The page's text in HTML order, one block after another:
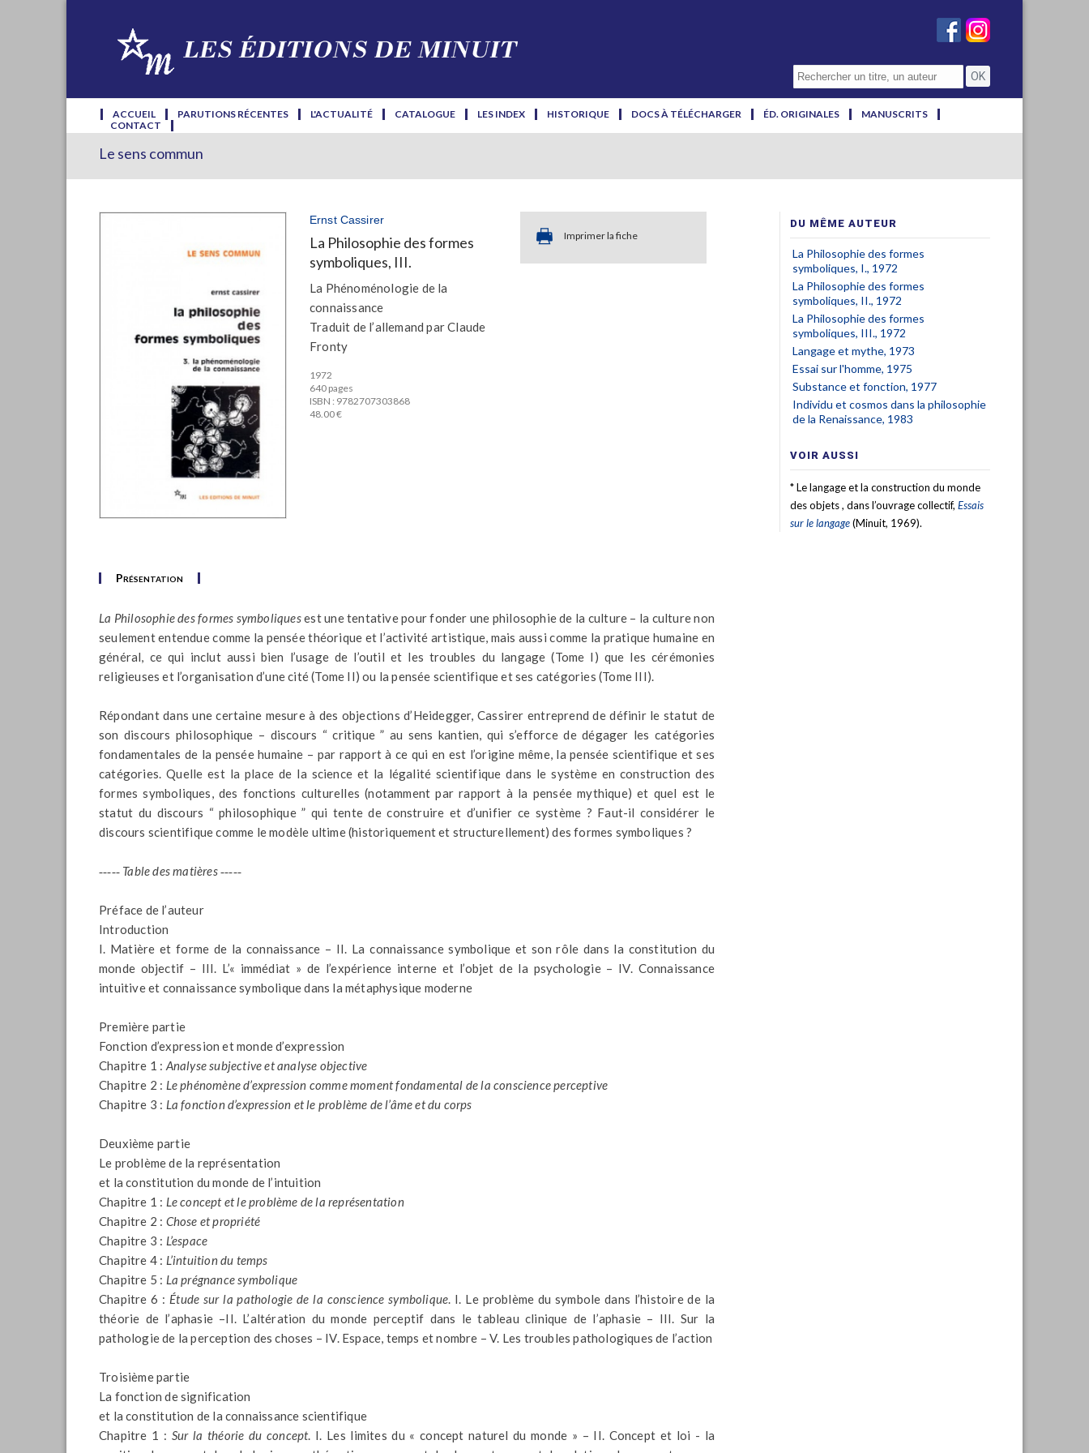
ACCUEIL PARUTIONS RÉCENTES L'ACTUALITÉ CATALOGUE LES INDEX HISTORIQUE DOCS À TÉLÉCHARGER ÉD. ORIGINALES
MANUSCRITS
CONTACT
Le sens commun
Ernst Cassirer
La Philosophie des formes
symboliques, III.
La Phénoménologie de la
connaissance
Traduit de l’allemand par Claude
Fronty
1972
640 pages
ISBN : 9782707303868
48.00 €
Imprimer la fiche
Présentation
La Philosophie des formes symboliquesest une tentative pour fonder une philosophie de la culture – la culture non
seulement entendue comme la pensée théorique et l’activité artistique, mais aussi comme la pratique humaine en
général, ce qui inclut aussi bien l’usage de l’outil et les troubles du langage (Tome I) que les cérémonies
religieuses et l’organisation d’une cité (Tome II) ou la pensée scientifique et ses catégories (Tome III).
Répondant dans une certaine mesure à des objections d’Heidegger, Cassirer entreprend de définir le statut de
son discours philosophique – discours “ critique ” au sens kantien, qui s’efforce de dégager les catégories
fondamentales de la pensée humaine – par rapport à ce qui en est l’origine même, la pensée scientifique et ses
catégories. Quelle est la place de la science et la légalité scientifique dans le système en construction des
formes symboliques, des fonctions culturelles (notamment par rapport à la pensée mythique) et quel est le
statut du discours “ philosophique ” qui tente de construire et d’unifier ce système ? Faut-il considérer le
discours scientifique comme le modèle ultime (historiquement et structurellement) des formes symboliques ?
‑‑‑‑‑ Table des matières ‑‑‑‑‑
Préface de l’auteur
Introduction
I. Matière et forme de la connaissance – II. La connaissance symbolique et son rôle dans la constitution du
monde objectif – III. L’« immédiat » de l’expérience interne et l’objet de la psychologie – IV. Connaissance
intuitive et connaissance symbolique dans la métaphysique moderne
Première partie
Fonction d’expression et monde d’expression
Chapitre 1 : Analyse subjective et analyse objective
Chapitre 2 : Le phénomène d’expression comme moment fondamental de la conscience perceptive
Chapitre 3 : La fonction d’expression et le problème de l’âme et du corps
Deuxième partie
Le problème de la représentation
et la constitution du monde de l’intuition
Chapitre 1 : Le concept et le problème de la représentation
Chapitre 2 : Chose et propriété
Chapitre 3 : L’espace
Chapitre 4 : L’intuition du temps
Chapitre 5 : La prégnance symbolique
Chapitre 6 : Étude sur la pathologie de la conscience symbolique. I. Le problème du symbole dans l’histoire de la
théorie de l’aphasie –II. L’altération du monde perceptif dans le tableau clinique de l’aphasie – III. Sur la
pathologie de la perception des choses – IV. Espace, temps et nombre – V. Les troubles pathologiques de l’action
Troisième partie
La fonction de signification
et la constitution de la connaissance scientifique
Chapitre 1 : Sur la théorie du concept. I. Les limites du « concept naturel du monde » – II. Concept et loi - la
DU MÊME AUTEUR
La Philosophie des formes
symboliques, I., 1972
La Philosophie des formes
symboliques, II., 1972
La Philosophie des formes
symboliques, III., 1972
Langage et mythe, 1973
Essai sur l'homme, 1975
Substance et fonction, 1977
Individu et cosmos dans la philosophie
de la Renaissance, 1983
VOIR AUSSI
* Le langage et la construction du monde
des objets , dans l’ouvrage collectif, Essais
sur le langage(Minuit, 1969).